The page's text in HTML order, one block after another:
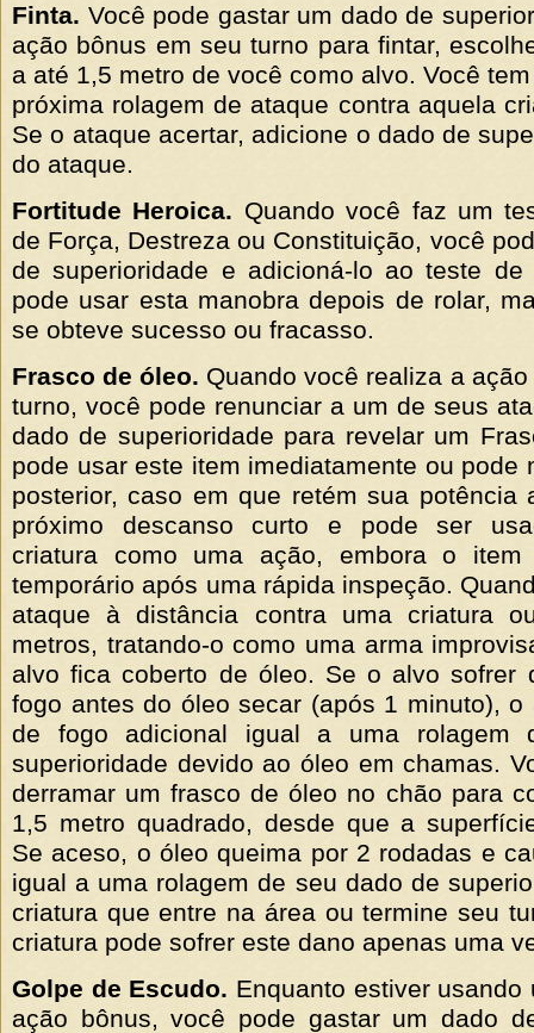
Finta. Você pode gastar um dado de
ação bônus em seu turno para fintar,
a até 1,5 metro de você como alvo. Você
próxima rolagem de ataque contra aquela
Se o ataque acertar, adicione o dado de
do ataque.
Fortitude Heroica. Quando você faz um
de Força, Destreza ou Constituição, você
de superioridade e adicioná-lo ao teste de
pode usar esta manobra depois de rolar,
se obteve sucesso ou fracasso.
Frasco de óleo. Quando você realiza a
turno, você pode renunciar a um de seus
dado de superioridade para revelar um
pode usar este item imediatamente ou pode
posterior, caso em que retém sua potência
próximo descanso curto e pode ser
criatura como uma ação, embora o item
temporário após uma rápida inspeção.
ataque à distância contra uma criatura
metros, tratando-o como uma arma
alvo fica coberto de óleo. Se o alvo sofrer
fogo antes do óleo secar (após 1 minuto), o
de fogo adicional igual a uma rolagem
superioridade devido ao óleo em chamas.
derramar um frasco de óleo no chão para
1,5 metro quadrado, desde que a
Se aceso, o óleo queima por 2 rodadas e
igual a uma rolagem de seu dado de
criatura que entre na área ou termine seu
criatura pode sofrer este dano apenas uma
Golpe de Escudo. Enquanto estiver usando
ação bônus, você pode gastar um dado